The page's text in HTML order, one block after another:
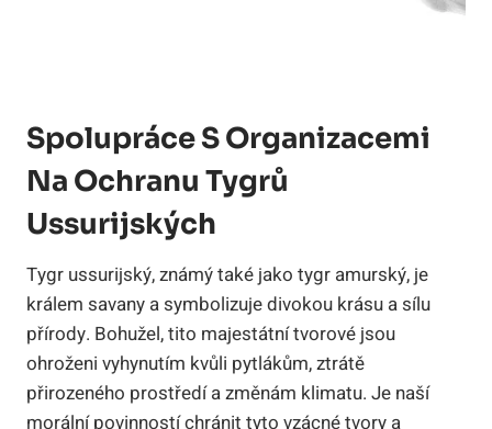
Spolupráce S Organizacemi
Na Ochranu Tygrů
Ussurijských
Tygr ussurijský, známý také jako tygr amurský, je
králem savany a symbolizuje divokou krásu a sílu
přírody. Bohužel, tito majestátní tvorové jsou
ohroženi vyhynutím kvůli pytlákům, ztrátě
přirozeného prostředí a změnám klimatu. Je naší
morální povinností chránit tyto vzácné tvory a